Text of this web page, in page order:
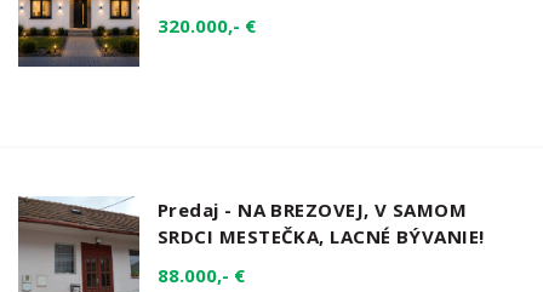
320.000,- €
Predaj - NA BREZOVEJ, V SAMOM
SRDCI MESTEČKA, LACNÉ BÝVANIE!
88.000,- €